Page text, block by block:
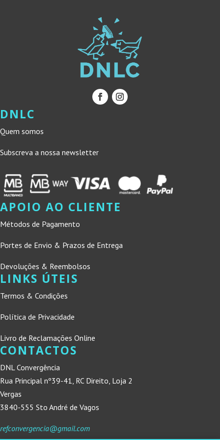
DNLC
Quem somos
Subscreva a nossa newsletter
APOIO AO CLIENTE
Métodos de Pagamento
Portes de Envio & Prazos de Entrega
Devoluções & Reembolsos
LINKS ÚTEIS
Termos & Condições
Política de Privacidade
Livro de Reclamações Online
CONTACTOS
DNL Convergência
Rua Principal nº39-41, RC Direito, Loja 2
Vergas
3840-555 Sto André de Vagos
refconvergencia@gmail.com